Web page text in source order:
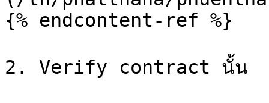
{% endcontent-ref %}
2. Verify contract นั้น